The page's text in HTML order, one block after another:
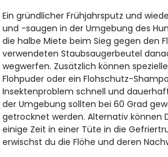
Ein gründlicher Frühjahrsputz und
und -saugen in der Umgebung des
die halbe Miete beim Sieg gegen den
verwendeten Staubsaugerbeutel
wegwerfen. Zusätzlich können
Flohpuder oder ein Flohschutz-
Insektenproblem schnell und
der Umgebung sollten bei 60 Grad
getrocknet werden. Alternativ können
einige Zeit in einer Tüte in die
erwischst du die Flöhe und deren